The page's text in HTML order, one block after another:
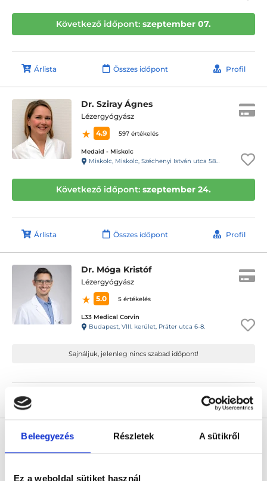
Beleegyezés Részletek A sütikről
Ez a weboldal sütiket használ
Következő időpont: szeptember 07.
Árlista Összes időpont Profil
Dr. Sziray Ágnes
Lézergyógyász
4.9
597 értékelés
Medaid - Miskolc
Miskolc, Miskolc, Széchenyi István utca 58. 1/1.
Következő időpont: szeptember 24.
Árlista Összes időpont Profil
Dr. Móga Kristóf
Lézergyógyász
5.0
5 értékelés
L33 Medical Corvin
Budapest, VIII. kerület, Práter utca 6-8.
Sajnáljuk, jelenleg nincs szabad időpont!
Profil
Dr. Polonka Krisztina